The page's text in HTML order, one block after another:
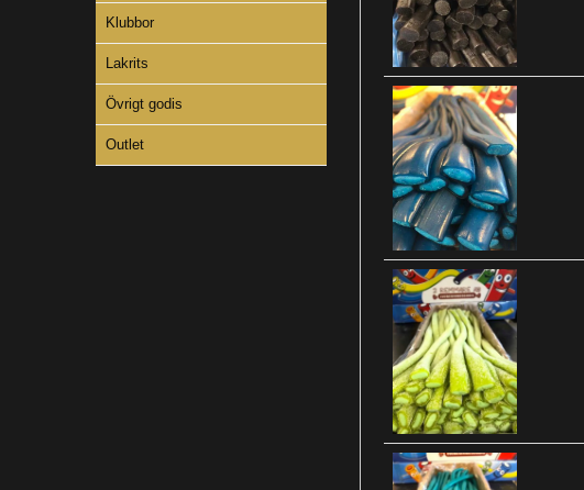
Klubbor
Lakrits
Övrigt godis
Outlet